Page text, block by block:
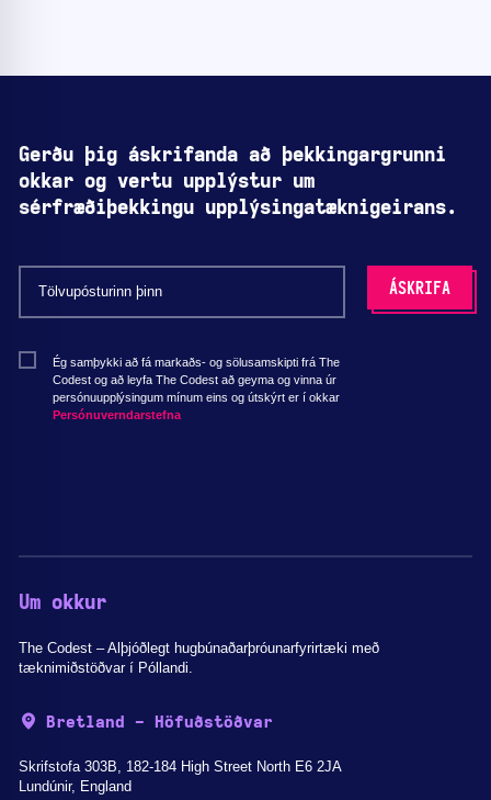
Gerðu þig áskrifanda að þekkingargrunni
okkar og vertu upplýstur um
sérfræðiþekkingu upplýsingatæknigeirans.
Ég samþykki að fá markaðs- og sölusamskipti frá The
Codest og að leyfa The Codest að geyma og vinna úr
persónuupplýsingum mínum eins og útskýrt er í okkar
Persónuverndarstefna
Um okkur
The Codest – Alþjóðlegt hugbúnaðarþróunarfyrirtæki með
tæknimiðstöðvar í Póllandi.
Bretland - Höfuðstöðvar
Skrifstofa 303B, 182-184 High Street North E6 2JA
Lundúnir, England